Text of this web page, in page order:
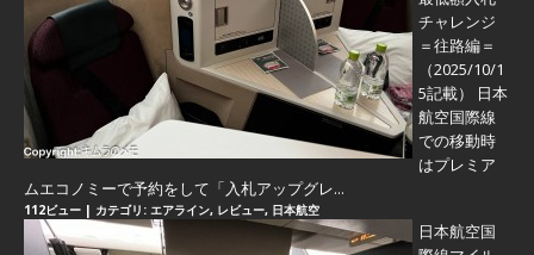
チャレンジ
＝往路編＝
（2025/10/1
5記載） 日本
航空国際線
での移動時
はプレミア
ムエコノミーで予約をして「入札アップグレ...
112ビュー | カテゴリ: エアライン, レビュー, 日本航空
日本航空国